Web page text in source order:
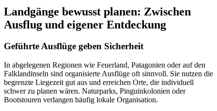
Landgänge bewusst planen: Zwischen
Ausflug und eigener Entdeckung
Geführte Ausflüge geben Sicherheit
In abgelegenen Regionen wie Feuerland, Patagonien oder auf den
Falklandinseln sind organisierte Ausflüge oft sinnvoll. Sie nutzen die
begrenzte Liegezeit gut aus und erreichen Orte, die individuell
schwer zu planen wären. Naturparks, Pinguinkolonien oder
Bootstouren verlangen häufig lokale Organisation.